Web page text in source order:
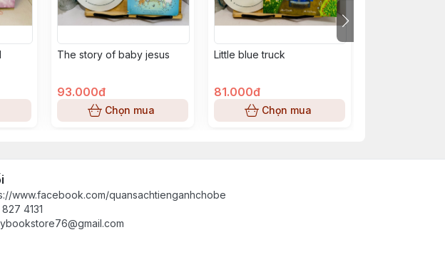
The story of baby jesus
93.000đ
Chọn mua
Little blue truck
81.000đ
Chọn mua
www.facebook.com/quansachtienganhchobe
4131